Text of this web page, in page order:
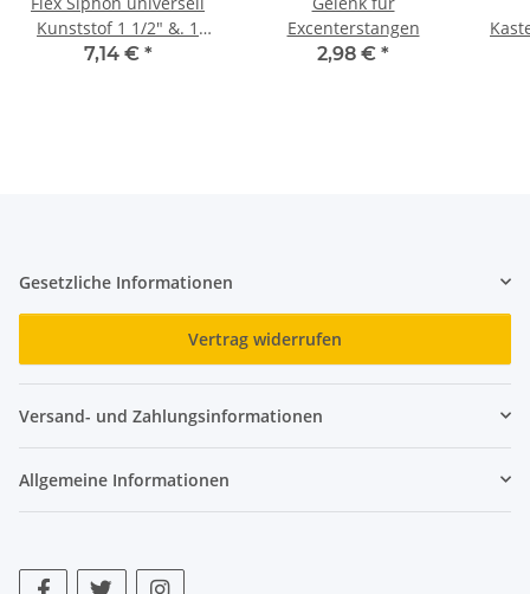
Kunststof 1 1/2" &. 1
1/4" 40/50MM
7,14 € *
Excenterstangen
2,98 € *
Gesetzliche Informationen
Vertrag widerrufen
Versand- und Zahlungsinformationen
Allgemeine Informationen